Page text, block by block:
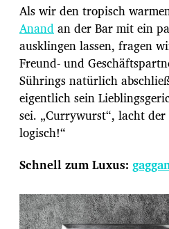
Als wir den tropisch
Anandan der Bar mit ein
ausklingen lassen, fragen
Freund- und
Sührings natürlich
eigentlich sein
sei. „Currywurst“, lacht
logisch!“
Schnell zum Luxus: